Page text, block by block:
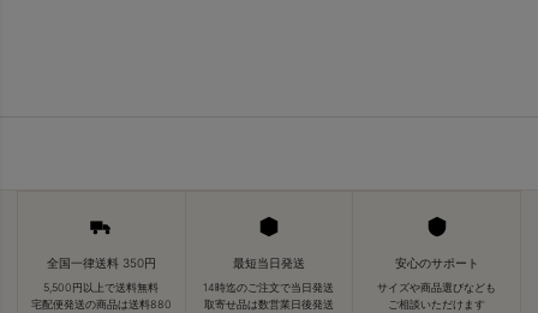
全国一律送料 350円
5,500円以上で送料無料
宅配便発送の商品は送料880
最短当日発送
14時迄のご注文で当日発送
取寄せ品は数営業日後発送
安心のサポート
サイズや商品選びなども
ご相談いただけます